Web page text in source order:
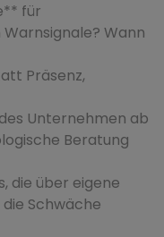
für
Wann
Präsenz,
Unternehmen ab
Beratung
die über eigene
Schwäche